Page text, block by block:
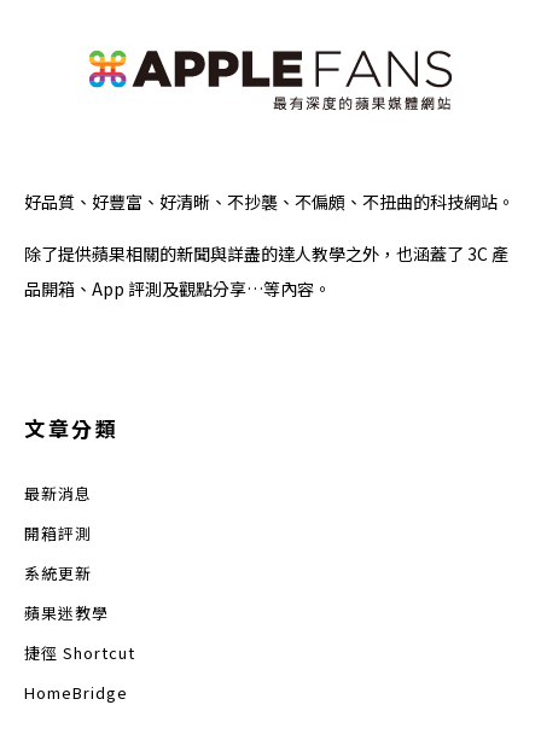
好品質、好豐富、好清晰、不抄襲、不偏頗、不扭曲的科技網站。
除了提供蘋果相關的新聞與詳盡的達人教學之外，也涵蓋了 3C 產
品開箱、App 評測及觀點分享…等內容。
文章分類
最新消息
開箱評測
系統更新
蘋果迷教學
捷徑 Shortcut
HomeBridge